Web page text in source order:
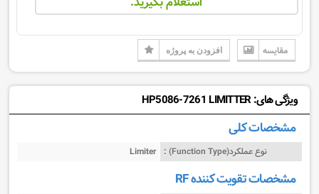
مقایسه افزودن به پروژه
ویژگی های: HP5086-7261 LIMITTER
مشخصات کلی
نوع عملکرد(Function Type) : Limiter
مشخصات تقویت کننده RF